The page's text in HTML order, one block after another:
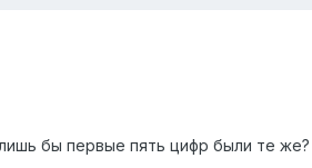
бы первые пять цифр были те же?